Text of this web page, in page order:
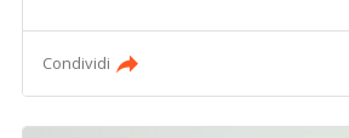
Condividi